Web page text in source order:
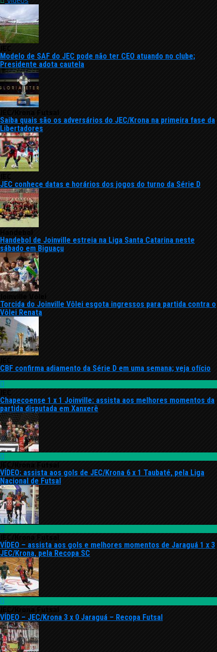
Modelo de SAF do JEC pode não ter CEO atuando no clube;
Presidente adota cautela
Saiba quais são os adversários do JEC/Krona na primeira fase da
Libertadores
JEC conhece datas e horários dos jogos do turno da Série D
Handebol de Joinville estreia na Liga Santa Catarina neste
sábado em Biguaçu
Torcida do Joinville Vôlei esgota ingressos para partida contra o
Vôlei Renata
CBF confirma adiamento da Série D em uma semana; veja ofício
JEC
Chapecoense 1 x 1 Joinville: assista aos melhores momentos da
partida disputada em Xanxerê
JEC/Krona Futsal
VÍDEO: assista aos gols de JEC/Krona 6 x 1 Taubaté, pela Liga
Nacional de Futsal
JEC/Krona Futsal
VÍDEO – assista aos gols e melhores momentos de Jaraguá 1 x 3
JEC/Krona, pela Recopa SC
JEC/Krona Futsal
VÍDEO – JEC/Krona 3 x 0 Jaraguá – Recopa Futsal